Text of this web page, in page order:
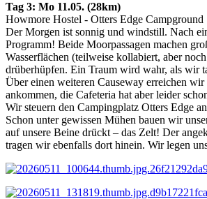
Tag 3: Mo 11.05. (28km)
Howmore Hostel - Otters Edge Campground
Der Morgen ist sonnig und windstill. Nach
Programm! Beide Moorpassagen machen
Wasserflächen (teilweise kollabiert, aber
drüberhüpfen. Ein Traum wird wahr, als wir
Über einen weiteren Causeway erreichen
ankommen, die Cafeteria hat aber leider
Wir steuern den Campingplatz Otters Edge
Schon unter gewissen Mühen bauen wir
auf unsere Beine drückt – das Zelt! Der
tragen wir ebenfalls dort hinein. Wir legen